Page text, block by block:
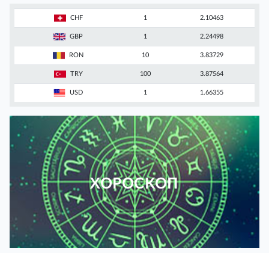
CHF 1 2.10463
GBP 1 2.24498
RON 10 3.83729
TRY 100 3.87564
USD 1 1.66355
ХОРОСКОП